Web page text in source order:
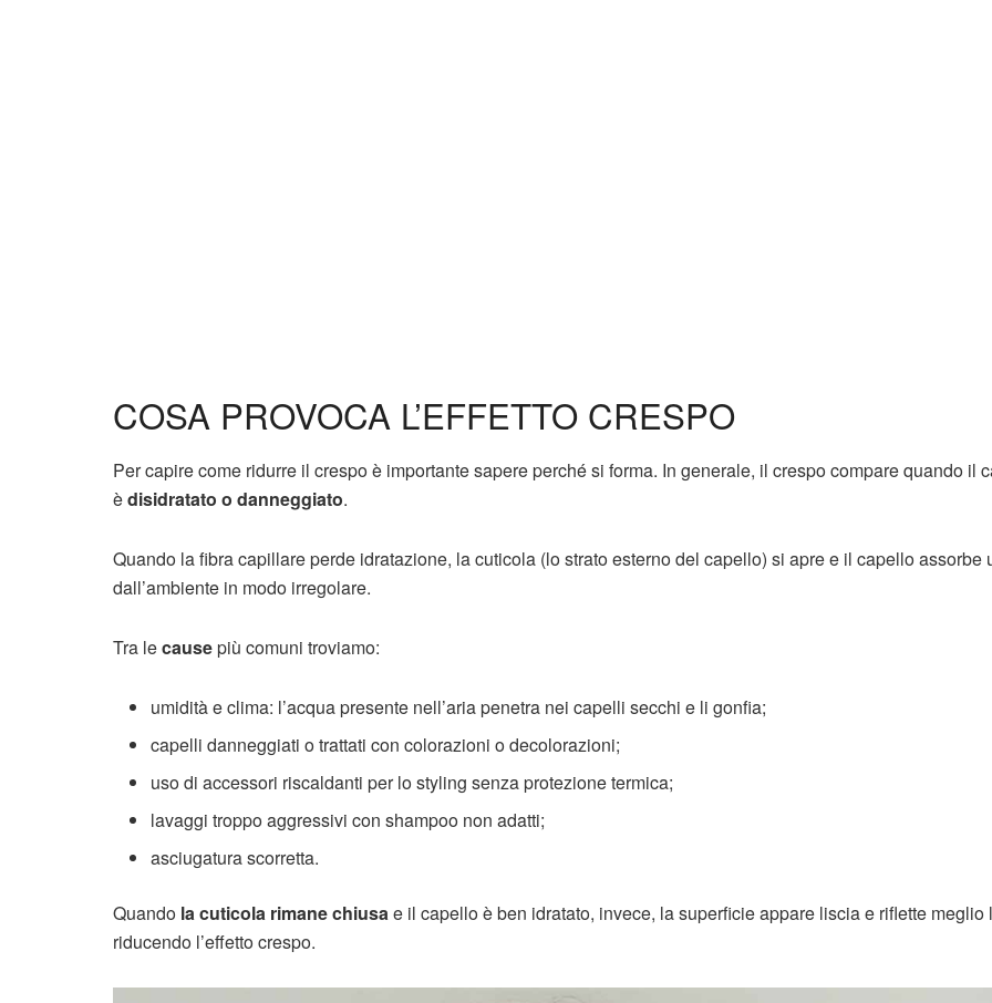
COSA PROVOCA L’EFFETTO CRESPO
Per capire come ridurre il crespo è importante sapere perché si forma. In generale, il crespo compare quando il
èdisidratato o danneggiato.
Quando la fibra capillare perde idratazione, la cuticola (lo strato esterno del capello) si apre e il capello assorbe
dall’ambiente in modo irregolare.
Tra lecausepiù comuni troviamo:
umidità e clima: l’acqua presente nell’aria penetra nei capelli secchi e li gonfia;
capelli danneggiati o trattati con colorazioni o decolorazioni;
uso di accessori riscaldanti per lo styling senza protezione termica;
lavaggi troppo aggressivi con shampoo non adatti;
asciugatura scorretta.
Quando la cuticola rimane chiusae il capello è ben idratato, invece, la superficie appare liscia e riflette meglio
riducendo l’effetto crespo.